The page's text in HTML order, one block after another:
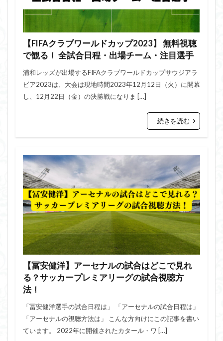
【FIFAクラブワールドカップ2023】 無料視聴
で観る！ 全試合日程・出場チーム・注目選手
浦和レッズが出場するFIFAクラブワールドカップサウジアラ
ビア2023は、大会は現地時間2023年12月12日（火）に開幕
し、12月22日（金）の決勝戦になりま […]
続きを読む
【冨安健洋】アーセナルの試合はどこで見れ
る？サッカープレミアリーグの試合視聴方
法！
「冨安健洋選手の試合日程は」 「アーセナルの試合日程は」
「アーセナルの視聴方法は」 こんな方向けにこの記事を書い
ています。 2022年に開催されたカタール・ワ […]